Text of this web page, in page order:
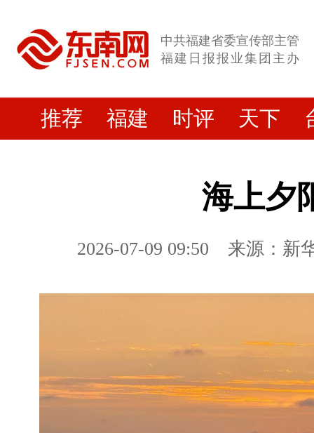
中共福建省委宣传部主管
福建日报报业集团主办
推荐 福建 时评 天下
海上夕
2026-07-09 09:50 来源：新